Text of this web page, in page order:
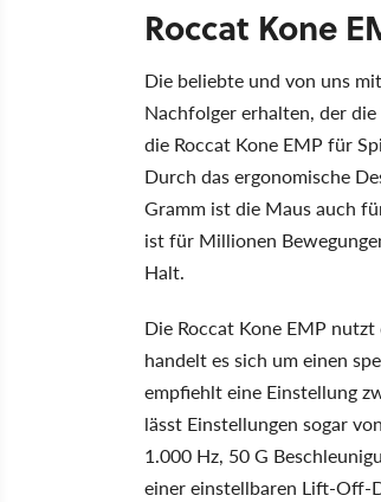
Roccat Kone
Die beliebte und von uns
Nachfolger erhalten, der
die Roccat Kone EMP für
Durch das ergonomische
Gramm ist die Maus auch
ist für Millionen
Halt.
Die Roccat Kone EMP
handelt es sich um einen
empfiehlt eine Einstellung
lässt Einstellungen sogar
1.000 Hz, 50 G
einer einstellbaren Lift-Off-